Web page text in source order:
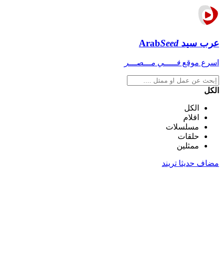
عرب سيد ArabSeed
اسرع موقع فـــــي مـــصـــر
الكل
الكل
افلام
مسلسلات
حلقات
ممثلين
مضاف حديثا تريند